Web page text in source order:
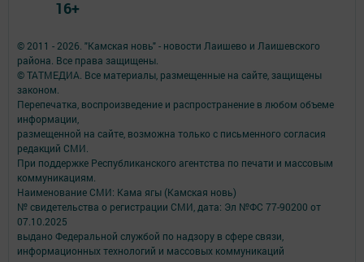
© 2011 - 2026. "Камская новь" - новости Лаишево и Лаишевского
района. Все права защищены.
© ТАТМЕДИА. Все материалы, размещенные на сайте, защищены
законом.
Перепечатка, воспроизведение и распространение в любом объеме
информации,
размещенной на сайте, возможна только с письменного согласия
редакций СМИ.
При поддержке Республиканского агентства по печати и массовым
коммуникациям.
Наименование СМИ: Кама ягы (Камская новь)
№ свидетельства о регистрации СМИ, дата: Эл №ФC 77-90200 от
07.10.2025
выдано Федеральной службой по надзору в сфере связи,
информационных технологий и массовых коммуникаций
16+